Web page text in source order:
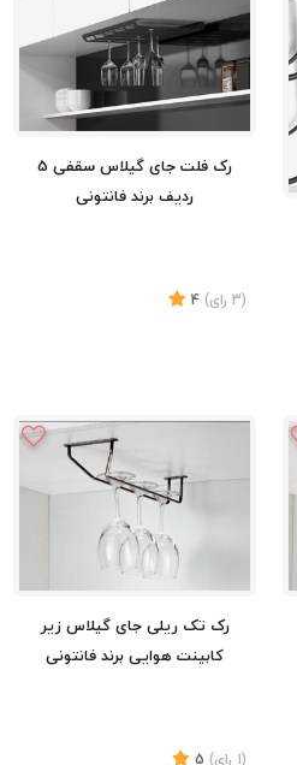
تماس بگیرید
رک فلت جای گیلاس سقفی 5
ردیف برند فانتونی
(3 رای)
4
رک تک ریلی جای گیلاس زیر
کابینت هوایی برند فانتونی
(1 رای)
5